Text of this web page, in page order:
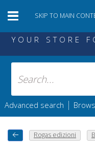
SKIP TO MAIN
YOUR STORE
Advanced search |
Rogas edizioni